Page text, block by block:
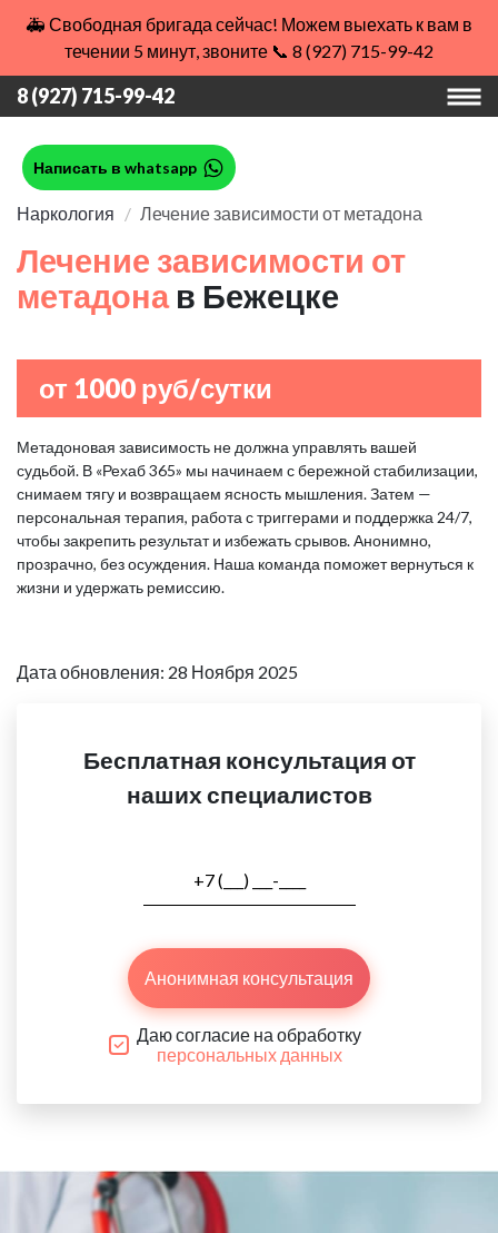
🚑 Свободная бригада сейчас! Можем выехать к вам в
течении 5 минут, звоните 📞 8 (927) 715-99-42
8 (927) 715-99-42
Написать в whatsapp
Наркология Лечение зависимости от метадона
Лечение зависимости от
метадона в Бежецке
от 1000 руб/сутки
Метадоновая зависимость не должна управлять вашей
судьбой. В «Рехаб 365» мы начинаем с бережной стабилизации,
снимаем тягу и возвращаем ясность мышления. Затем —
персональная терапия, работа с триггерами и поддержка 24/7,
чтобы закрепить результат и избежать срывов. Анонимно,
прозрачно, без осуждения. Наша команда поможет вернуться к
жизни и удержать ремиссию.
Дата обновления: 28 Ноября 2025
Бесплатная консультация от
наших специалистов
Анонимная консультация
Даю согласие на обработку
персональных данных